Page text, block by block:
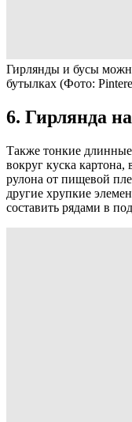
Гирлянды и бусы
бутылках (Фото:
6. Гирлянда
Также тонкие
вокруг куска картона,
рулона от пищевой
другие хрупкие
составить рядами в